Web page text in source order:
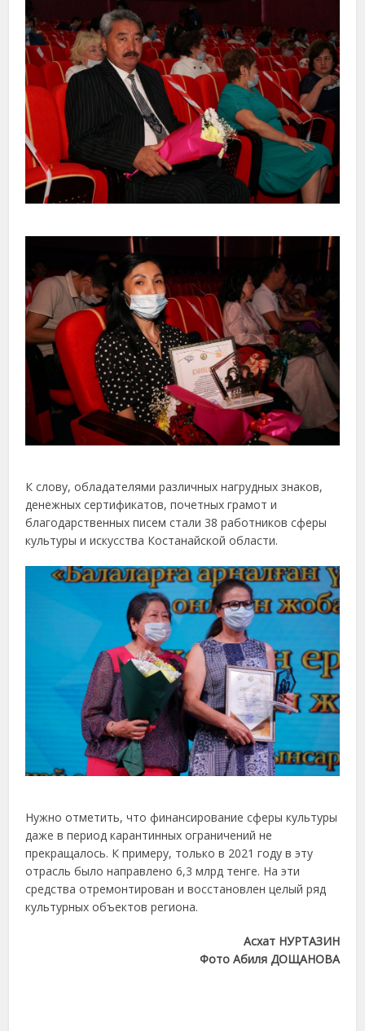
К слову, обладателями различных нагрудных знаков,
денежных сертификатов, почетных грамот и
благодарственных писем стали 38 работников сферы
культуры и искусства Костанайской области.
Нужно отметить, что финансирование сферы культуры
даже в период карантинных ограничений не
прекращалось. К примеру, только в 2021 году в эту
отрасль было направлено 6,3 млрд тенге. На эти
средства отремонтирован и восстановлен целый ряд
культурных объектов региона.
Асхат НУРТАЗИН
Фото Абиля ДОЩАНОВА